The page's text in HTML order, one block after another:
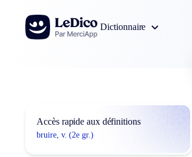
Aller au contenu
Dictionnaire
Accès rapide aux définitions
bruire, v. (2e gr.)